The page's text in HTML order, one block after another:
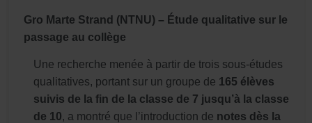
Gro Marte Strand (NTNU) – Étude qualitative sur le
passage au collège
Une recherche menée à partir de trois sous-études
qualitatives, portant sur un groupe de 165 élèves
suivis de la fin de la classe de 7 jusqu’à la classe
de 10, a montré que l’introduction de notes dès la